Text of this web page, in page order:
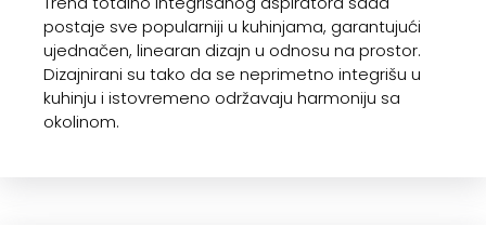
postaje sve popularniji u kuhinjama, garantujući
ujednačen, linearan dizajn u odnosu na prostor.
Dizajnirani su tako da se neprimetno integrišu u
kuhinju i istovremeno održavaju harmoniju sa
okolinom.